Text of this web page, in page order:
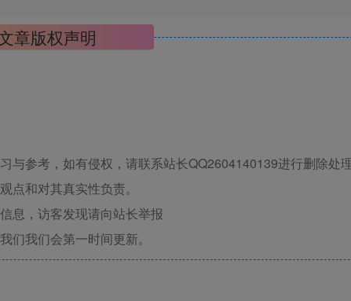
章版权声明
与参考，如有侵权，请联系站长QQ2604140139进行删除处
点和对其真实性负责。
息，访客发现请向站长举报
们我们会第一时间更新。